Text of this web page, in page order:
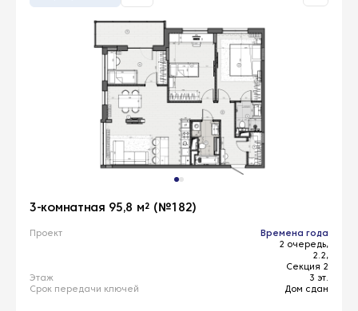
3-комнатная 95,8 м² (№182)
Проект
Времена года
2 очередь,
2.2,
Секция 2
Этаж
3 эт.
Срок передачи ключей
Дом сдан